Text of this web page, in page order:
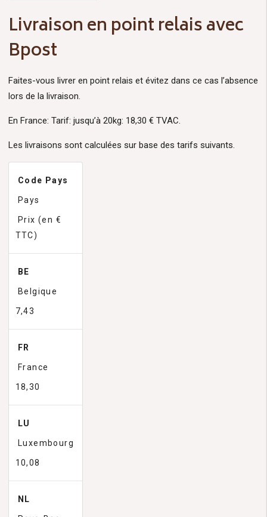
Livraison en point relais avec
Bpost
Faites-vous livrer en point relais et évitez dans ce cas l’absence
lors de la livraison.
En France: Tarif: jusqu’à 20kg: 18,30 € TVAC.
Les livraisons sont calculées sur base des tarifs suivants.
Code Pays
Pays
Prix (en €
TTC)
BE
Belgique
7,43
FR
France
18,30
LU
Luxembourg
10,08
NL